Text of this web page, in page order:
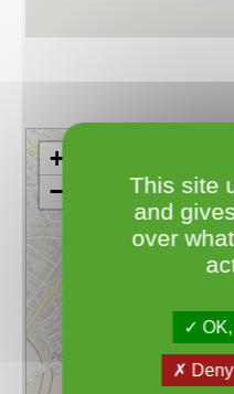
+
−
This site
and
over
OK,